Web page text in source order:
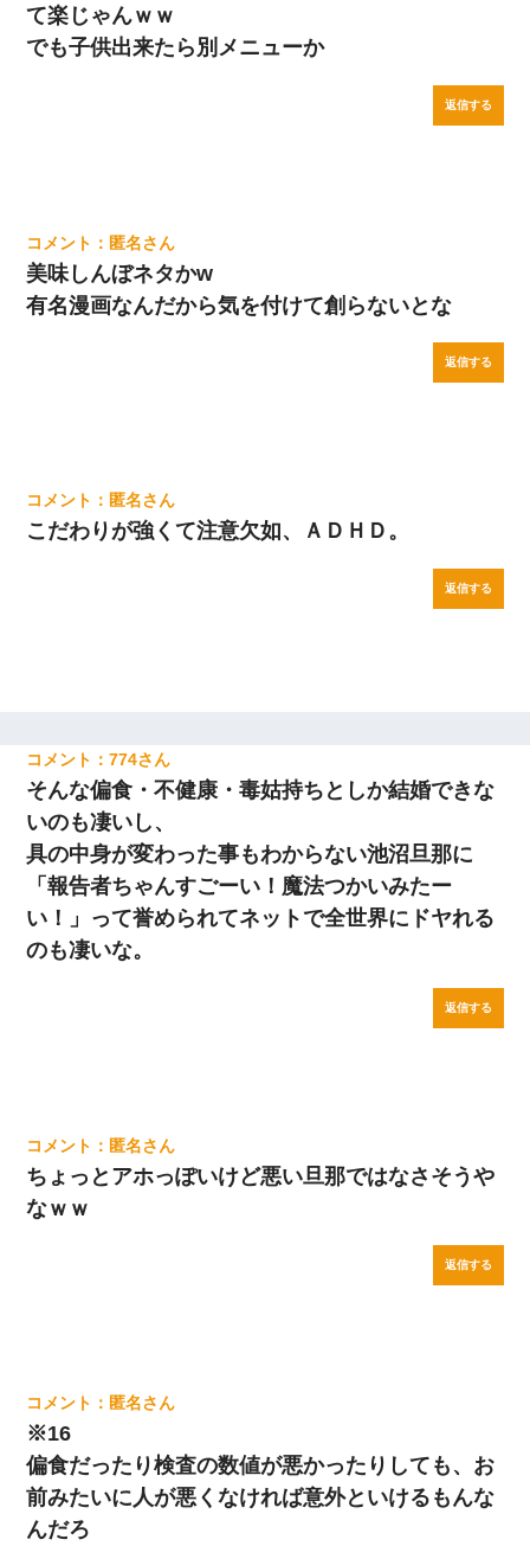
て楽じゃんｗｗ
でも子供出来たら別メニューか
返信する
匿名
美味しんぼネタかw
有名漫画なんだから気を付けて創らないとな
返信する
匿名
こだわりが強くて注意欠如、ＡＤＨＤ。
返信する
774
そんな偏食・不健康・毒姑持ちとしか結婚できな
いのも凄いし、
具の中身が変わった事もわからない池沼旦那に
「報告者ちゃんすごーい！魔法つかいみたー
い！」って誉められてネットで全世界にドヤれる
のも凄いな。
返信する
匿名
ちょっとアホっぽいけど悪い旦那ではなさそうや
なｗｗ
返信する
匿名
※16
偏食だったり検査の数値が悪かったりしても、お
前みたいに人が悪くなければ意外といけるもんな
んだろ